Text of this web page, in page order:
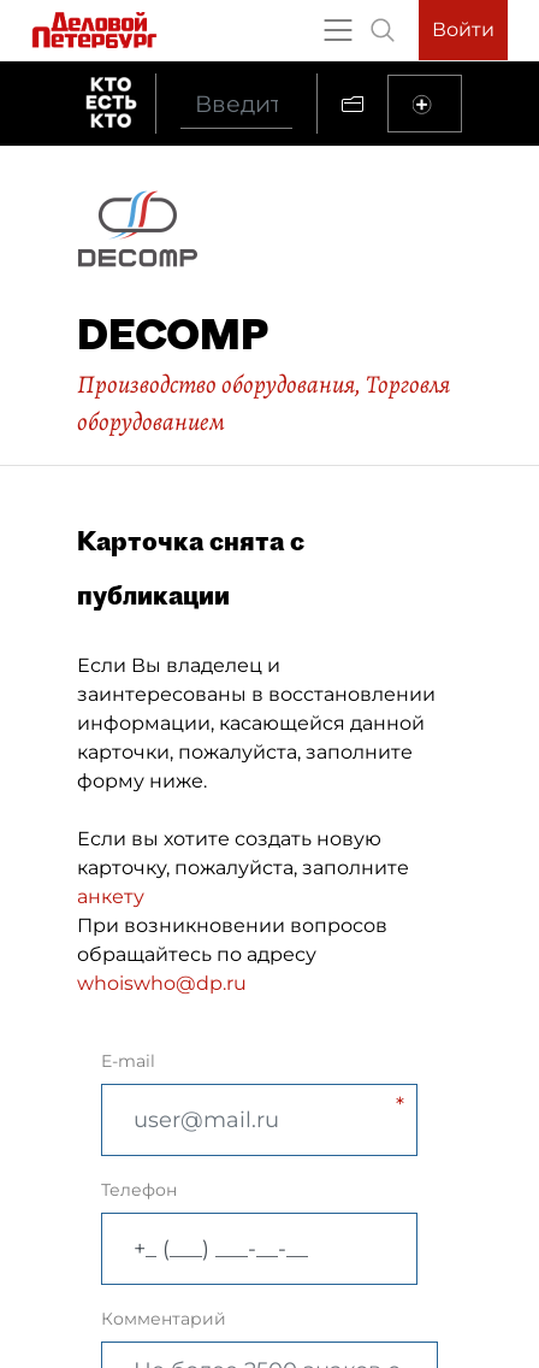
Войти
DECOMP
Производство оборудования, Торговля
оборудованием
Карточка снята с
публикации
Если Вы владелец и
заинтересованы в восстановлении
информации, касающейся данной
карточки, пожалуйста, заполните
форму ниже.
Если вы хотите создать новую
карточку, пожалуйста, заполните
анкету
При возникновении вопросов
обращайтесь по адресу
whoiswho@dp.ru
E-mail
Телефон
Комментарий